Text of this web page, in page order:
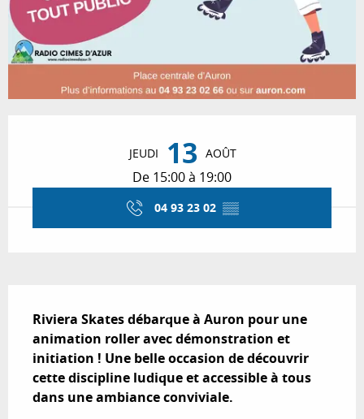
JEUDI 13 AOÛT
De 15:00 à 19:00
04 93 23 02 ▒▒
Riviera Skates débarque à Auron pour une
animation roller avec démonstration et
initiation ! Une belle occasion de découvrir
cette discipline ludique et accessible à tous
dans une ambiance conviviale.